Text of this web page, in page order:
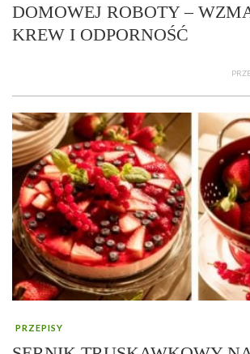
DOMOWEJ ROBOTY –
KREW I ODPORNOŚĆ
PRZEPISY